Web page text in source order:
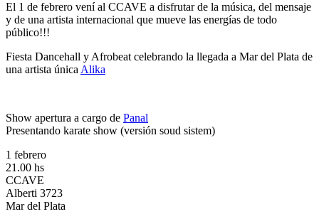
El 1 de febrero vení al CCAVE a disfrutar de la música, del mensaje
y de una artista internacional que mueve las energías de todo
público!!!
Fiesta Dancehall y Afrobeat celebrando la llegada a Mar del Plata de
una artista únicaAlika
Show apertura a cargo de Panal
Presentando karate show (versión soud sistem)
1 febrero
21.00 hs
CCAVE
Alberti 3723
Mar del Plata